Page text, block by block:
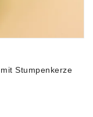
Stumpenkerze